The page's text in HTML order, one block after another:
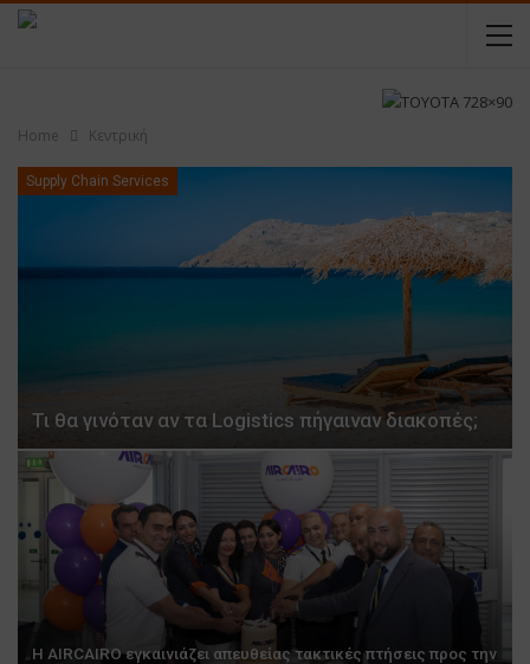
Home Κεντρική
Supply Chain Services
Τι θα γινόταν αν τα Logistics πήγαιναν διακοπές;
Η AIRCAIRO εγκαινιάζει απευθείας τακτικές πτήσεις προς την